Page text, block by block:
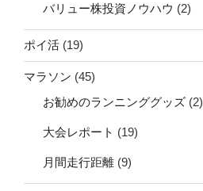
バリュー株投資ノウハウ (2)
ポイ活 (19)
マラソン (45)
お勧めのランニンググッズ (2)
大会レポート (19)
月間走行距離 (9)